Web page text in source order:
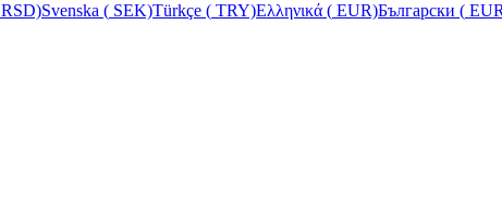
RSD)Svenska ( SEK)Türkçe ( TRY)Ελληνικά ( EUR)Български (